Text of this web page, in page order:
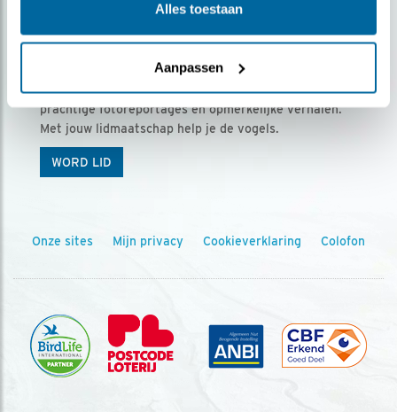
Alles toestaan
Aanpassen
Ontvang 5 x Vogels voor € 36,00 per jaar
Vogels is het tijdschrift voor onze leden, met
prachtige fotoreportages en opmerkelijke verhalen.
Met jouw lidmaatschap help je de vogels.
WORD LID
Onze sites Mijn privacy Cookieverklaring Colofon